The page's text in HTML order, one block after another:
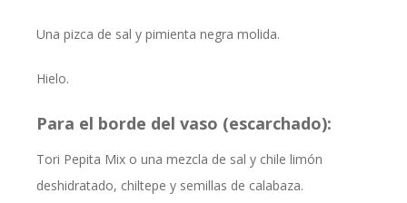
Una pizca de sal y pimienta negra molida.
Hielo.
Para el borde del vaso (escarchado):
Tori Pepita Mix o una mezcla de sal y chile limón
deshidratado, chiltepe y semillas de calabaza.